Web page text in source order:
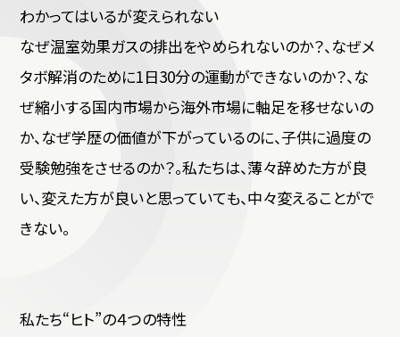
わかってはいるが変えられない
なぜ温室効果ガスの排出をやめられないのか？、なぜメ
タボ解消のために1日30分の運動ができないのか？、な
ぜ縮小する国内市場から海外市場に軸足を移せないの
か、なぜ学歴の価値が下がっているのに、子供に過度の
受験勉強をさせるのか？。私たちは、薄々辞めた方が良
い、変えた方が良いと思っていても、中々変えることがで
きない。
私たち“ヒト”の４つの特性